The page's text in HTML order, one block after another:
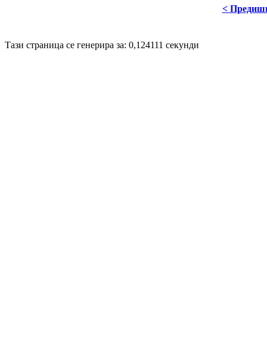
<
Тази страница се генерира за: 0,124111 секунди